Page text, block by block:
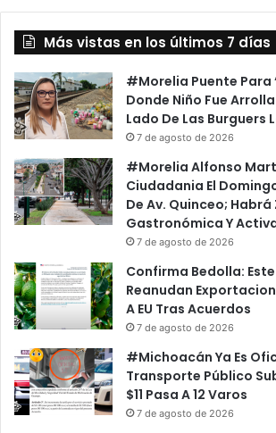
Más vistas en los últimos 7 días
#Morelia Puente Para
Donde Niño Fue
Lado De Las Burguers
7 de agosto de 2026
#Morelia Alfonso
Ciudadania El
De Av. Quinceo; Habrá
Gastronómica Y
7 de agosto de 2026
Confirma Bedolla:
Reanudan
A EU Tras Acuerdos
7 de agosto de 2026
#Michoacán Ya Es
Transporte Público
$11 Pasa A 12 Varos
7 de agosto de 2026